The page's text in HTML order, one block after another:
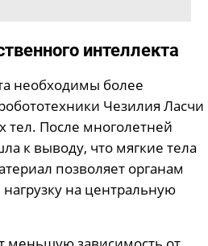
интеллекта
необходимы более
Чезилия Ласчи
тел. После многолетней
к выводу, что мягкие тела
позволяет органам
на центральную